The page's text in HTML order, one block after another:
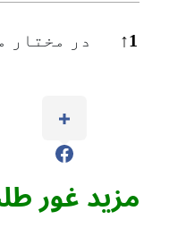
1
↑ در مختار مع رد
مزید غور